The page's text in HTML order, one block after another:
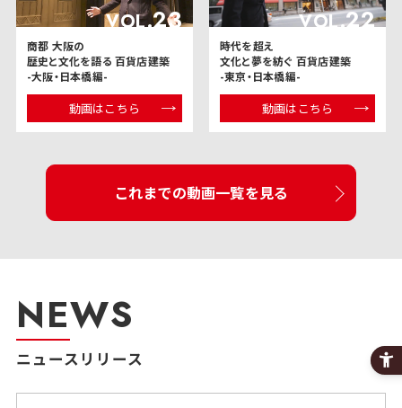
VOL.23
商都 大阪の
歴史と文化を語る 百貨店建築
-大阪・日本橋編-
動画はこちら
VOL.22
時代を超え
文化と夢を紡ぐ 百貨店建築
-東京・日本橋編-
動画はこちら
これまでの動画一覧を見る
NEWS
ニュースリリース